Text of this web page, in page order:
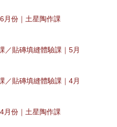
月份｜土星陶作課
／貼磚填縫體驗課｜5月
／貼磚填縫體驗課｜4月
月份｜土星陶作課